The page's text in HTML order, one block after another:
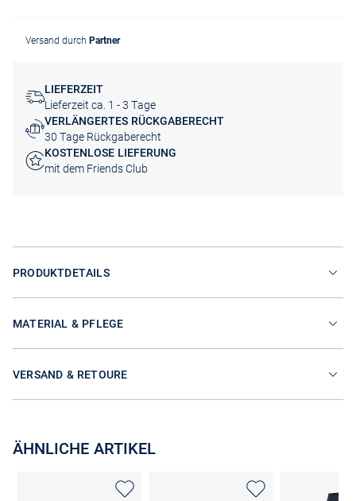
Versand durch Partner
LIEFERZEIT
Lieferzeit ca. 1 - 3 Tage
VERLÄNGERTES RÜCKGABERECHT
30 Tage Rückgaberecht
KOSTENLOSE LIEFERUNG
mit dem Friends Club
PRODUKTDETAILS
MATERIAL & PFLEGE
VERSAND & RETOURE
ÄHNLICHE ARTIKEL